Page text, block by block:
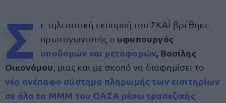
Σ
ε τηλεοπτική εκπομπή του ΣΚΑΪ βρέθηκε
πρωταγωνιστής ο υφυπουργός
υποδομών και μεταφορών, Βασίλης
Οικονόμου , μιας και με σκοπό να διαφημίσει το
νέο ανέπαφο σύστημα πληρωμής των εισιτηρίων
σε όλα τα ΜΜΜ του ΟΑΣΑ μέσω τραπεζικής